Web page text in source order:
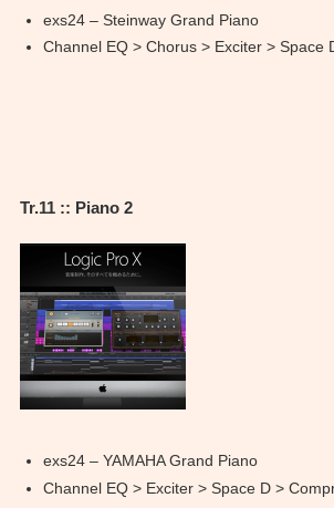
exs24 – Steinway Grand Piano
Channel EQ > Chorus > Exciter > Space
Tr.11 :: Piano 2
exs24 – YAMAHA Grand Piano
Channel EQ > Exciter > Space D >